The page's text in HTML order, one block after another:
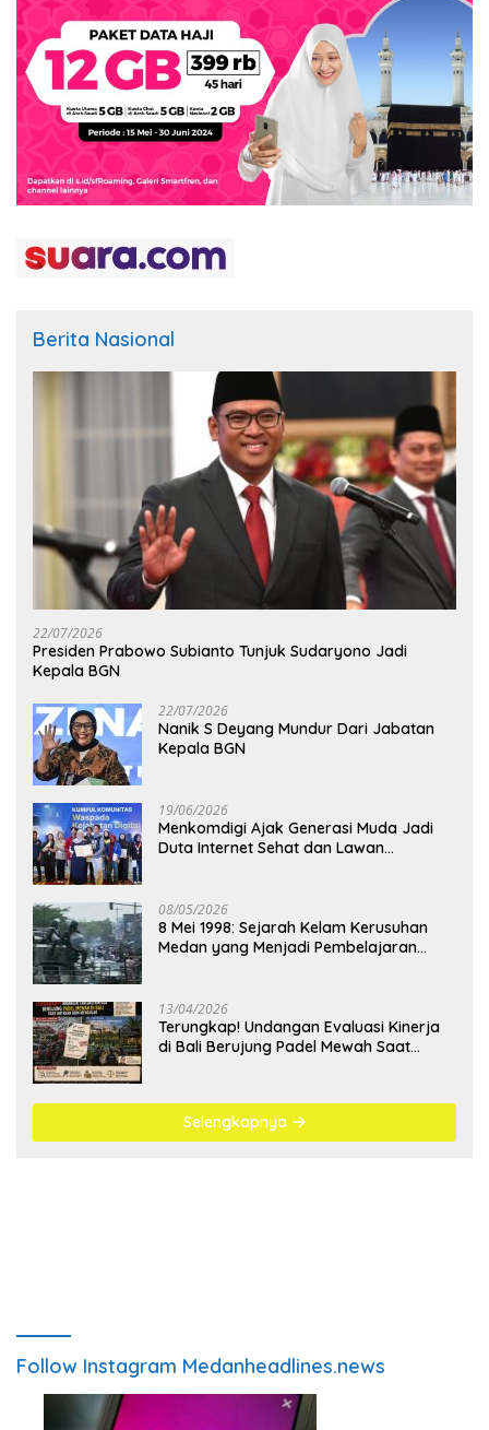
Berita Nasional
22/07/2026
Presiden Prabowo Subianto Tunjuk Sudaryono Jadi
Kepala BGN
22/07/2026
Nanik S Deyang Mundur Dari Jabatan
Kepala BGN
19/06/2026
Menkomdigi Ajak Generasi Muda Jadi
Duta Internet Sehat dan Lawan
08/05/2026
8 Mei 1998: Sejarah Kelam Kerusuhan
Medan yang Menjadi Pembelajaran
13/04/2026
Terungkap! Undangan Evaluasi Kinerja
di Bali Berujung Padel Mewah Saat
Selengkapnya
Follow Instagram Medanheadlines.news